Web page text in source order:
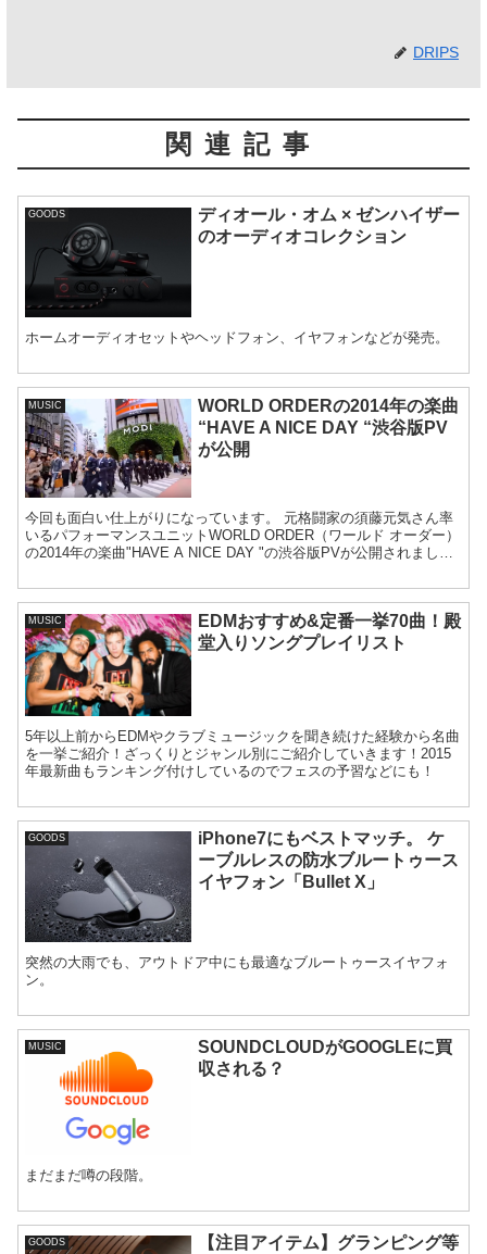
DRIPS
関連記事
GOODS
ディオール・オム × ゼンハイザー
のオーディオコレクション
ホームオーディオセットやヘッドフォン、イヤフォンなどが発売。
MUSIC
WORLD ORDERの2014年の楽曲
“HAVE A NICE DAY “渋谷版PV
が公開
今回も面白い仕上がりになっています。 元格闘家の須藤元気さん率
いるパフォーマンスユニットWORLD ORDER（ワールド オーダー）
の2014年の楽曲"HAVE A NICE DAY "の渋谷版PVが公開されまし
MUSIC
EDMおすすめ&定番一挙70曲！殿
堂入りソングプレイリスト
5年以上前からEDMやクラブミュージックを聞き続けた経験から名曲
を一挙ご紹介！ざっくりとジャンル別にご紹介していきます！2015
年最新曲もランキング付けしているのでフェスの予習などにも！
GOODS
iPhone7にもベストマッチ。 ケ
ーブルレスの防水ブルートゥース
イヤフォン「Bullet X」
突然の大雨でも、アウトドア中にも最適なブルートゥースイヤフォ
ン。
MUSIC
SOUNDCLOUDがGOOGLEに買
収される？
まだまだ噂の段階。
GOODS
【注目アイテム】グランピング等